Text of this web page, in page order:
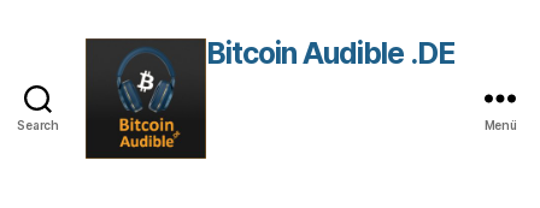
Search
Bitcoin Audible .DE
Menü